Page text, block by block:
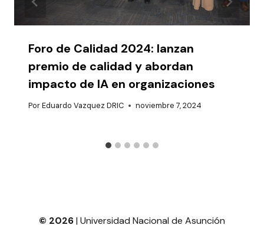
Foro de Calidad 2024: lanzan
premio de calidad y abordan
impacto de IA en organizaciones
PorEduardo Vazquez DRIC noviembre 7, 2024
© 2026| Universidad Nacional de Asunción